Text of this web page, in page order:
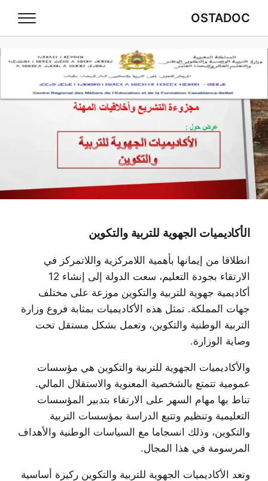
OSTADOC
الأكاديميات الجهوية للتربية والتكوين
انطلاقا من إيمانها بأهمية اللامركزية واللاتمركز في
الارتقاء بجودة التعليم، سعت الدولة إلى إنشاء 12
أكاديمية جهوية للتربية والتكوين موزعة على مختلف
جهات المملكة. تمثل هذه الأكاديميات بمثابة فروع وزارة
التربية الوطنية والتكوين، وتعمل بشكل مستقل تحت
وصاية الوزارة.
والأكاديميات الجهوية للتربية والتكوين هي مؤسسات
عمومية تتمتع بالشخصية المعنوية والاستقلال المالي.
تناط بها مهام السهر على الارتقاء بتدبير المؤسسات
التعليمية وتنظيم وتتبع الدراسة بمؤسسات التربية
والتكوين، وذلك انسجاما مع السياسات الوطنية والأهداف
المرسومة في هذا المجال.
وتعد الأكاديميات الجهوية للتربية والتكوين ركيزة أساسية